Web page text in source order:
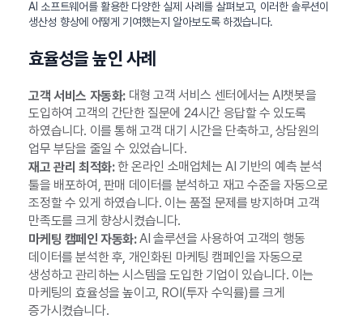
AI 소프트웨어를 활용한 다양한 실제 사례를 살펴보고, 이러한 솔루션이
생산성 향상에 어떻게 기여했는지 알아보도록 하겠습니다.
효율성을 높인 사례
고객 서비스 자동화:대형 고객 서비스 센터에서는 AI챗봇을
도입하여 고객의 간단한 질문에 24시간 응답할 수 있도록
하였습니다. 이를 통해 고객 대기 시간을 단축하고, 상담원의
업무 부담을 줄일 수 있었습니다.
재고 관리 최적화:한 온라인 소매업체는 AI 기반의 예측 분석
툴을 배포하여, 판매 데이터를 분석하고 재고 수준을 자동으로
조정할 수 있게 하였습니다. 이는 품절 문제를 방지하며 고객
만족도를 크게 향상시켰습니다.
마케팅 캠페인 자동화:AI 솔루션을 사용하여 고객의 행동
데이터를 분석한 후, 개인화된 마케팅 캠페인을 자동으로
생성하고 관리하는 시스템을 도입한 기업이 있습니다. 이는
마케팅의 효율성을 높이고, ROI(투자 수익률)를 크게
증가시켰습니다.